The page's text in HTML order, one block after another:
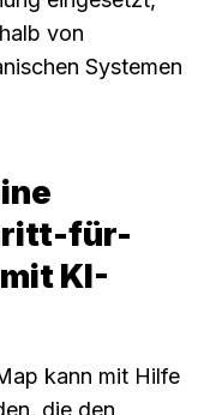
von
Systemen
für-
KI-
kann mit Hilfe
die den